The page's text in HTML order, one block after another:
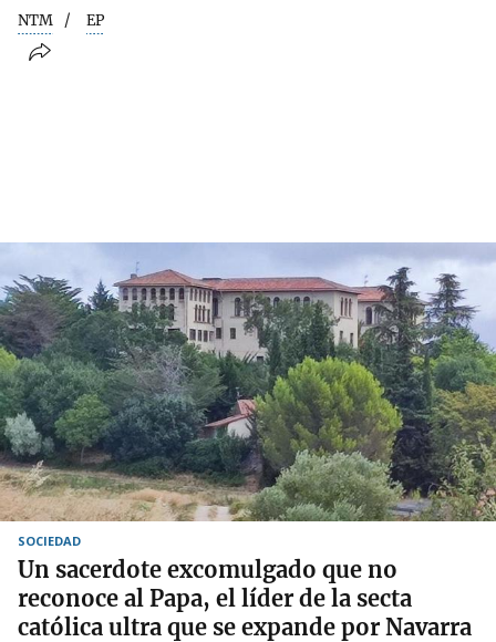
NTM EP
SOCIEDAD
Un sacerdote excomulgado que no
reconoce al Papa, el líder de la secta
católica ultra que se expande por Navarra